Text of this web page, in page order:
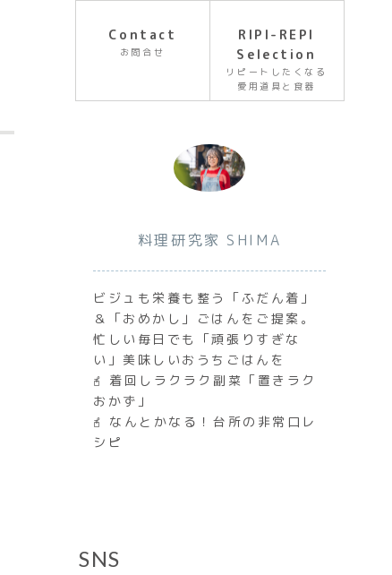
Contact
お問合せ
RIPI-REPI
Selection
リピートしたくなる
愛用道具と食器
料理研究家 SHIMA
ビジュも栄養も整う「ふだん着」
＆「おめかし」ごはんをご提案。
忙しい毎日でも「頑張りすぎな
い」美味しいおうちごはんを
𖧭 着回しラクラク副菜「置きラク
おかず」
𖧭 なんとかなる！台所の非常口レ
シピ
SNS